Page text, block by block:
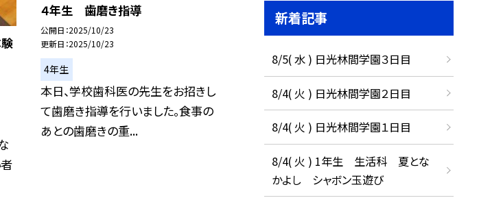
４年生 歯磨き指導
公開日 2025/10/23
更新日 2025/10/23
4年生
本日、学校歯科医の先生をお招きし
て歯磨き指導を行いました。食事の
あとの歯磨きの重...
新着記事
8/5( 水 ) 日光林間学園３日目
8/4( 火 ) 日光林間学園２日目
8/4( 火 ) 日光林間学園１日目
8/4( 火 ) 1年生 生活科 夏とな
かよし シャボン玉遊び